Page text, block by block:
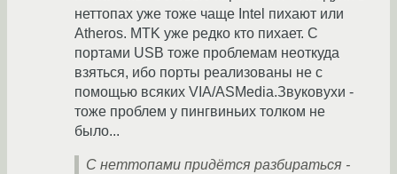
неттопах уже тоже чаще Intel пихают или
Atheros. MTK уже редко кто пихает. С
портами USB тоже проблемам неоткуда
взяться, ибо порты реализованы не с
помощью всяких VIA/ASMedia.Звуковухи -
тоже проблем у пингвиньих толком не
было...
С неттопами придётся разбираться -